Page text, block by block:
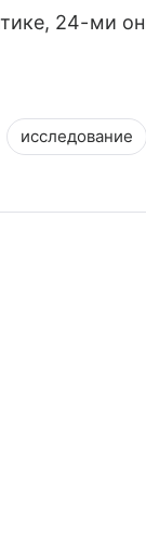
24-ми
исследование